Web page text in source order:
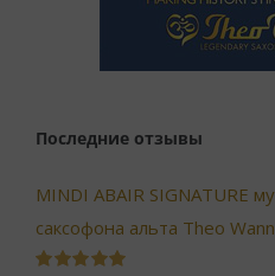
Последние отзывы
MINDI ABAIR SIGNATURE
саксофона альта Theo